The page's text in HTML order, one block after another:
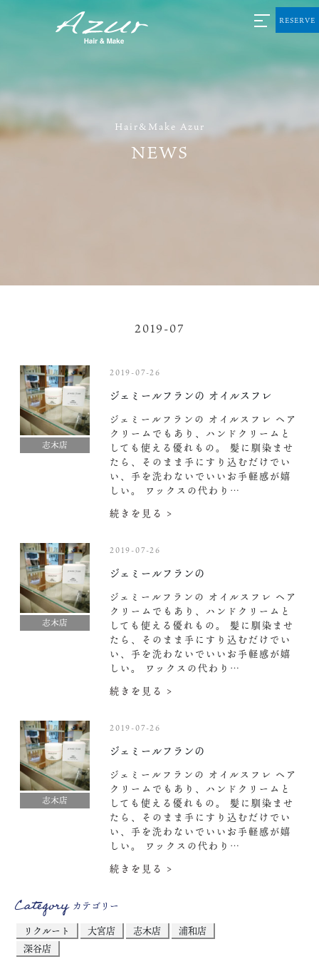
Hair&Make Azur
NEWS
RESERVE
2019-07
志木店
2019-07-26
ジェミールフランの オイルスフレ
ジェミールフランの オイルスフレ ヘア
クリームでもあり、ハンドクリームと
しても使える優れもの。 髪に馴染ませ
たら、そのまま手にすり込むだけでい
い、手を洗わないでいいお手軽感が嬉
しい。 ワックスの代わり…
続きを見る >
志木店
2019-07-26
ジェミールフランの
ジェミールフランの オイルスフレ ヘア
クリームでもあり、ハンドクリームと
しても使える優れもの。 髪に馴染ませ
たら、そのまま手にすり込むだけでい
い、手を洗わないでいいお手軽感が嬉
しい。 ワックスの代わり…
続きを見る >
志木店
2019-07-26
ジェミールフランの
ジェミールフランの オイルスフレ ヘア
クリームでもあり、ハンドクリームと
しても使える優れもの。 髪に馴染ませ
たら、そのまま手にすり込むだけでい
い、手を洗わないでいいお手軽感が嬉
しい。 ワックスの代わり…
続きを見る >
Categoryカテゴリー
リクルート
大宮店 志木店
浦和店
深谷店